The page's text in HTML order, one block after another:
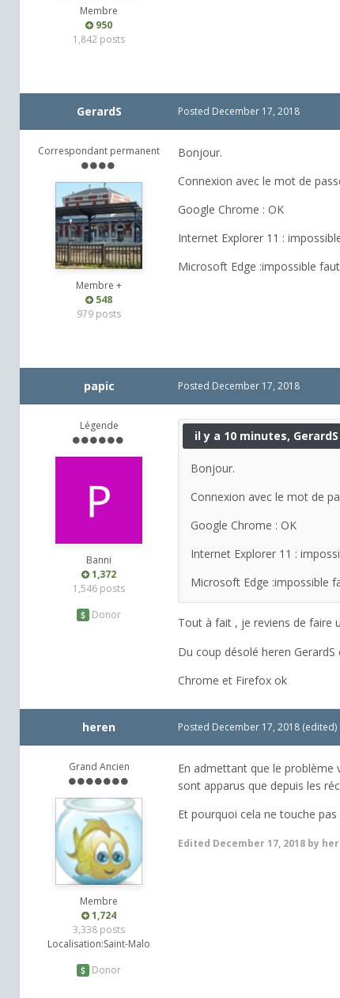
Membre
950
1,842 posts
GerardS
Correspondant permanent
Membre +
548
979 posts
Posted December 17, 2018
Bonjour.
Connexion avec le mot de
Google Chrome : OK
Internet Explorer 11 :
Microsoft Edge :impossible
papic
Légende
Banni
1,372
1,546 posts
Donor
Posted December 17, 2018
il y a 10 minutes,
Bonjour.
Connexion avec le mot de
Google Chrome : OK
Internet Explorer 11 :
Microsoft Edge :impossible
Tout à fait , je reviens de faire
Du coup désolé heren
Chrome et Firefox ok
heren
Grand Ancien
Membre
1,724
3,338 posts
Localisation:Saint-Malo
Donor
Posted December 17, 2018 (edited)
En admettant que le problème
sont apparus que depuis les
Et pourquoi cela ne touche
Edited December 17, 2018 by